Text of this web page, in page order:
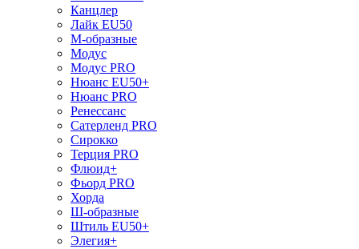
Канцлер
Лайк EU50
М-образные
Модус
Модус PRO
Нюанс EU50+
Нюанс PRO
Ренессанс
Сатерленд PRO
Сирокко
Терция PRO
Флюид+
Фьорд PRO
Хорда
Ш-образные
Штиль EU50+
Элегия+